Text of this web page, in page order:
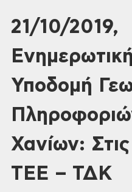
21/10/2019,
Υποδομή
Χανίων:
ΤΕΕ – ΤΔΚ